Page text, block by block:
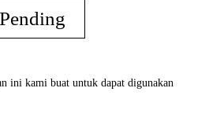
Pending
ini kami buat untuk dapat digunakan